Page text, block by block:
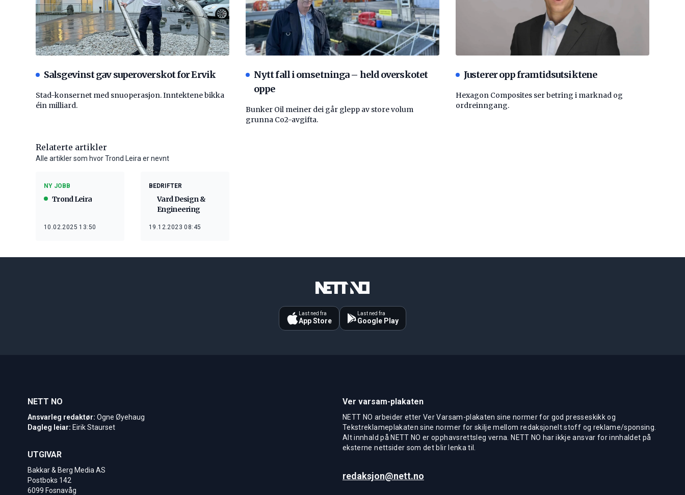
Salsgevinst gav superoverskot for Ervik
Stad-konsernet med snuoperasjon. Inntektene bikka
éin milliard.
Nytt fall i omsetninga – held overskotet
oppe
Bunker Oil meiner dei går glepp av store volum
grunna Co2-avgifta.
Justerer opp framtidsutsiktene
Hexagon Composites ser betring i marknad og
ordreinngang.
Relaterte artikler
Alle artikler som hvor Trond Leira er nevnt
NY JOBB
Trond Leira
10.02.2025 13:50
BEDRIFTER
Vard Design &
Engineering
19.12.2023 08:45
Last ned fra
App Store
Last ned fra
Google Play
NETT NO
Ansvarleg redaktør: Ogne Øyehaug
Dagleg leiar: Eirik Staurset
UTGIVAR
Bakkar & Berg Media AS
Postboks 142
6099 Fosnavåg
Ver varsam-plakaten
NETT NO arbeider etter Ver Varsam-plakaten sine normer for god presseskikk og
Tekstreklameplakaten sine normer for skilje mellom redaksjonelt stoff og reklame/sponsing.
Alt innhald på NETT NO er opphavsrettsleg verna. NETT NO har ikkje ansvar for innhaldet på
eksterne nettsider som det blir lenka til.
redaksjon@nett.no